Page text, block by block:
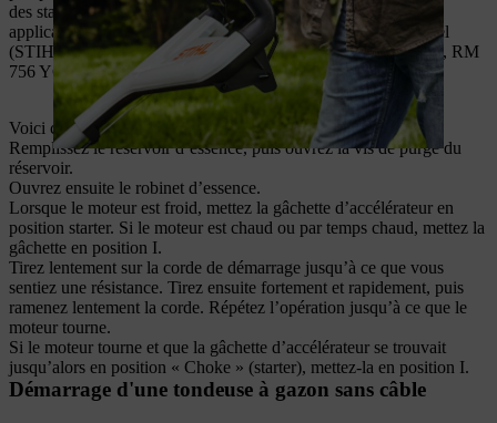
des starters sur des modèles plus puissants, destinés à des
applications domestiques exigeantes et au secteur professionnel
(STIHL RM 655 YS, RM 756 GS, RM 756 GC, RM 756 YS, RM
756 YC).
Voici comment démarrer ces modèles :
Remplissez le réservoir d’essence, puis ouvrez la vis de purge du
réservoir.
Ouvrez ensuite le robinet d’essence.
Lorsque le moteur est froid, mettez la gâchette d’accélérateur en
position starter. Si le moteur est chaud ou par temps chaud, mettez la
gâchette en position I.
Tirez lentement sur la corde de démarrage jusqu’à ce que vous
sentiez une résistance. Tirez ensuite fortement et rapidement, puis
ramenez lentement la corde. Répétez l’opération jusqu’à ce que le
moteur tourne.
Si le moteur tourne et que la gâchette d’accélérateur se trouvait
jusqu’alors en position « Choke » (starter), mettez-la en position I.
Démarrage d'une tondeuse à gazon sans câble